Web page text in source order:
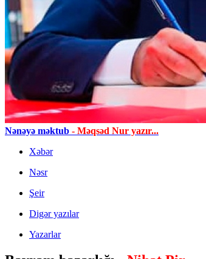
Nənəyə məktub - Məqsəd Nur yazır...
Xəbər
Nəsr
Şeir
Digər yazılar
Yazarlar